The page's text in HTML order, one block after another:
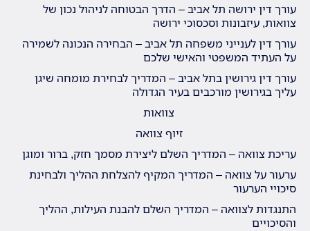
עורך דין ירושה תל אביב – הדרך הבטוחה לניהול נכון של
צוואות, עיזבונות וסכסוכי ירושה
עורך דין לענייני משפחה תל אביב – הבחירה הנכונה לשמירה
על העתיד המשפטי והאישי שלכם
עורך דין גירושין בתל אביב – המדריך לבחירת מומחה שיגן
עליך בגירושין מורכבים בעיר הגדולה
צוואות
זיוף צוואה
עריכת צוואה – המדריך השלם ליצירת מסמך חזק, ברור ומוגן
ערעור על צוואה – המדריך המקיף להצלחת ההליך ולבחינת
סיכויי הערעור
התנגדות לצוואה – המדריך השלם להבנת העילות, ההליך
והסיכויים